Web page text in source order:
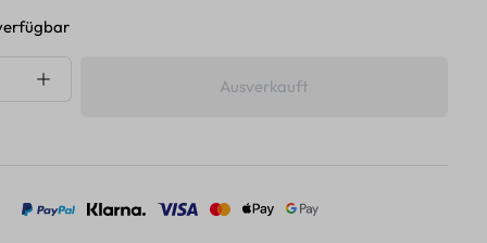
Gib den gewünschten Wert ein
Ausverkauft